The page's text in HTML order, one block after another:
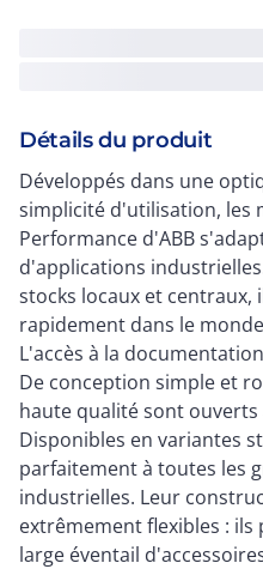
Détails du produit
Développés dans une
simplicité d'utilisation, les
Performance d'ABB
d'applications
stocks locaux et centraux,
rapidement dans le
L'accès à la
De conception simple et
haute qualité sont
Disponibles en variantes
parfaitement à toutes les
industrielles. Leur
extrêmement flexibles :
large éventail